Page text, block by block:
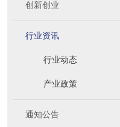
创新创业
行业资讯
行业动态
产业政策
通知公告